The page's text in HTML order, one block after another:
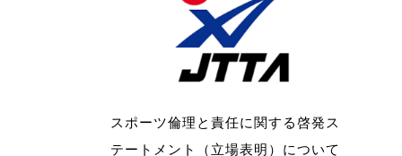
スポーツ倫理と責任に関する啓発ス
テートメント（立場表明）について